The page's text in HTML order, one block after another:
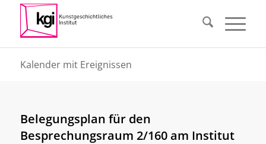
Kalender mit Ereignissen
Belegungsplan für den
Besprechungsraum 2/160 am Institut